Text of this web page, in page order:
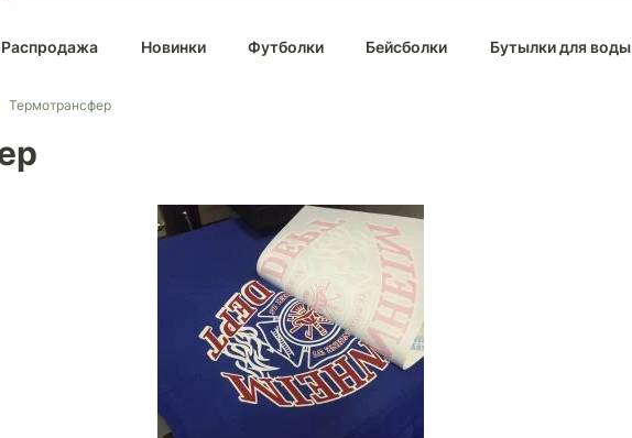
Распродажа Новинки Футболки Бейсболки Бутылки для воды
Термотрансфер